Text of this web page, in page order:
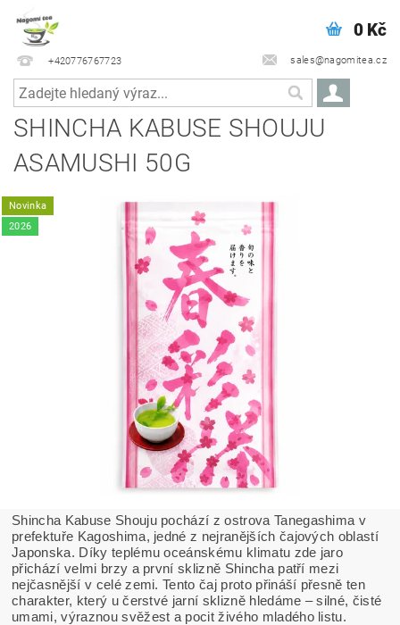
+420776767723 sales@nagomitea.cz
0 Kč
SHINCHA KABUSE SHOUJU
ASAMUSHI 50G
Novinka
2026
Shincha Kabuse Shouju pochází z ostrova Tanegashima v
prefektuře Kagoshima, jedné z nejranějších čajových oblastí
Japonska. Díky teplému oceánskému klimatu zde jaro
přichází velmi brzy a první sklizně Shincha patří mezi
nejčasnější v celé zemi. Tento čaj proto přináší přesně ten
charakter, který u čerstvé jarní sklizně hledáme – silné, čisté
umami, výraznou svěžest a pocit živého mladého listu.